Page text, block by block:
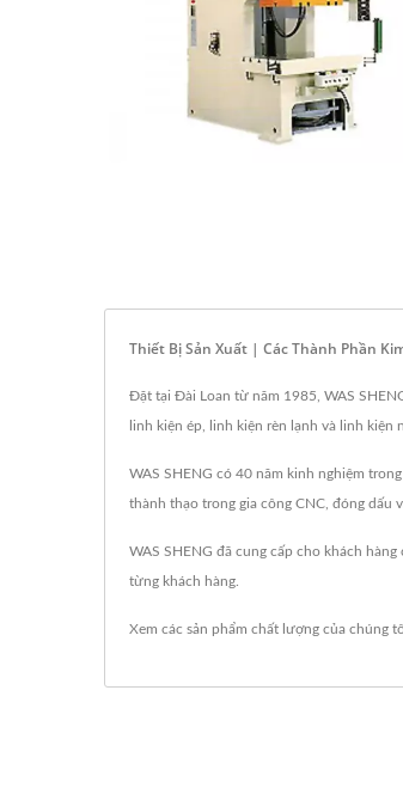
Thiết Bị Sản Xuất | Các Thành Phần
Đặt tại Đài Loan từ năm 1985, WAS
linh kiện ép, linh kiện rèn lạnh và linh kiện
WAS SHENG có 40 năm kinh nghiệm
thành thạo trong gia công CNC, đóng dấu
WAS SHENG đã cung cấp cho khách
từng khách hàng.
Xem các sản phẩm chất lượng của chúng